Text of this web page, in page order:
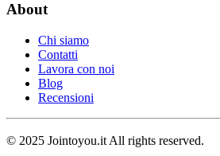
About
Chi siamo
Contatti
Lavora con noi
Blog
Recensioni
© 2025 Jointoyou.it All rights reserved.